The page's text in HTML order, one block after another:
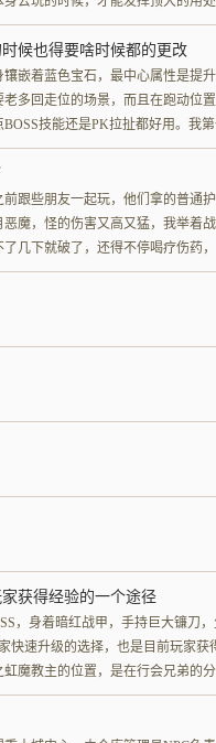
候也得要啥时候都的更改
嵌着蓝色宝石，最中心属性是提
多回走位的场景，而且在跑动位
技能还是PK拉扯都好用。我
跟些朋友一起玩，他们拿的普通
魔，怪的伤害又高又猛，我举着
几下就破了，还得不停喝疗伤药
获得经验的一个途径
，身着暗红战甲，手持巨大镰刀
快速升级的选择，也是目前玩家
魔教主的位置，是在行会兄弟的